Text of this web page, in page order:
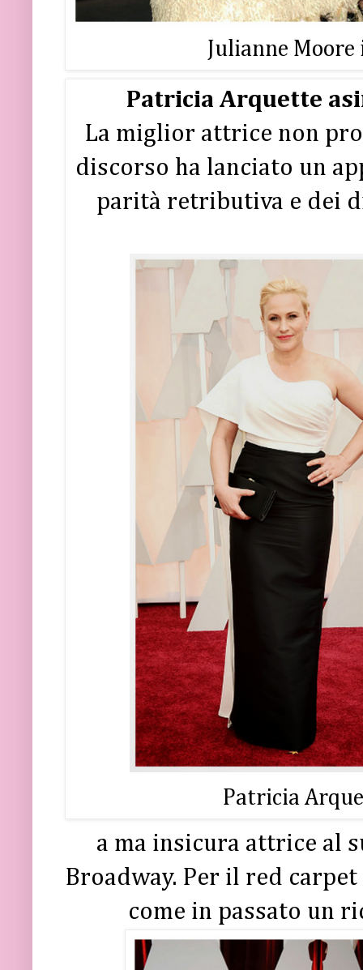
Julianne Moore
Patricia Arquette
La miglior attrice non
discorso ha lanciato un
parità retributiva e dei
Patricia
a ma insicura attrice al
Broadway. Per il red
come in passato un